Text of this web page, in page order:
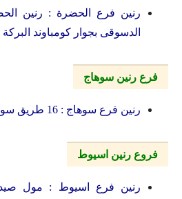
رنين فرع الحضرة : رنين
الدسوقى بجوار كومباوند البركة
فرع رنين سوهاج
رنين فرع سوهاج : 16 طريق سوهاج اخميم – صينية اخميم
فروع رنين اسيوط
رنين فرع اسيوط : مول